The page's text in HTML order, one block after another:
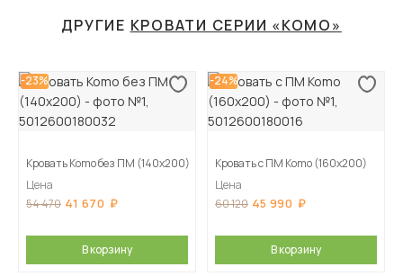
ДРУГИЕ КРОВАТИ СЕРИИ «KOMO»
-23%
Кровать Komo без ПМ (140х200)
Цена
54 470 41 670
В корзину
-24%
Кровать с ПМ Komo (160х200)
Цена
60 120 45 990
В корзину